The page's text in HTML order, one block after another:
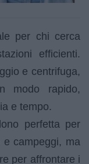
per chi cerca
efficienti.
e centrifuga,
modo rapido,
e tempo.
perfetta per
e campeggi, ma
per affrontare i